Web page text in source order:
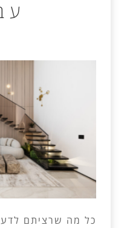
כל מה שרציתם